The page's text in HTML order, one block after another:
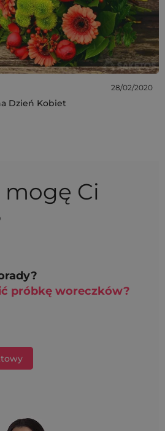
28/02/2020
Dzień Kobiet
Ci
próbkę woreczków?